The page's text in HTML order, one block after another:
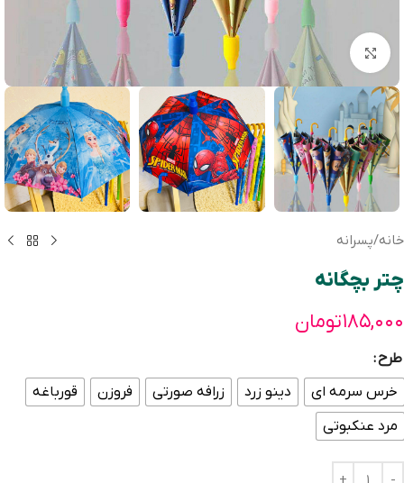
بزرگنمایی تصویر
خانه/پسرانه
چتر بچگانه
۱۸۵,۰۰۰تومان
طرح
خرس سرمه ای
دینو زرد زرافه صورتی فروزن
قورباغه
مرد عنکبوتی